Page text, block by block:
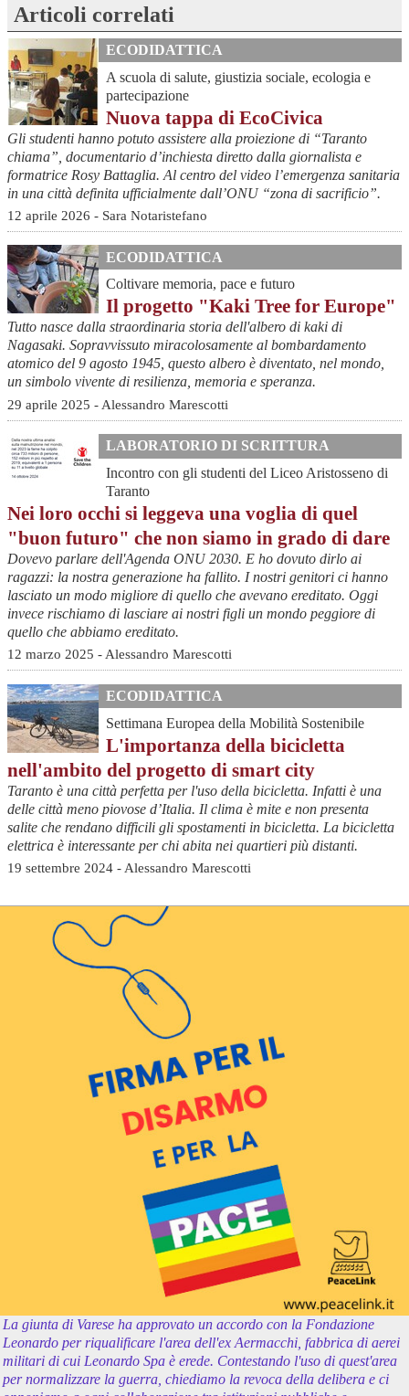
Articoli correlati
ECODIDATTICA
A scuola di salute, giustizia sociale, ecologia e
partecipazione
Nuova tappa di EcoCivica
Gli studenti hanno potuto assistere alla proiezione di “Taranto
chiama”, documentario d’inchiesta diretto dalla giornalista e
formatrice Rosy Battaglia. Al centro del video l’emergenza sanitaria
in una città definita ufficialmente dall’ONU “zona di sacrificio”.
12 aprile 2026 - Sara Notaristefano
ECODIDATTICA
Coltivare memoria, pace e futuro
Il progetto "Kaki Tree for Europe"
Tutto nasce dalla straordinaria storia dell'albero di kaki di
Nagasaki. Sopravvissuto miracolosamente al bombardamento
atomico del 9 agosto 1945, questo albero è diventato, nel mondo,
un simbolo vivente di resilienza, memoria e speranza.
29 aprile 2025 - Alessandro Marescotti
LABORATORIO DI SCRITTURA
Incontro con gli studenti del Liceo Aristosseno di
Taranto
Nei loro occhi si leggeva una voglia di quel
"buon futuro" che non siamo in grado di dare
Dovevo parlare dell'Agenda ONU 2030. E ho dovuto dirlo ai
ragazzi: la nostra generazione ha fallito. I nostri genitori ci hanno
lasciato un modo migliore di quello che avevano ereditato. Oggi
invece rischiamo di lasciare ai nostri figli un mondo peggiore di
quello che abbiamo ereditato.
12 marzo 2025 - Alessandro Marescotti
ECODIDATTICA
Settimana Europea della Mobilità Sostenibile
L'importanza della bicicletta
nell'ambito del progetto di smart city
Taranto è una città perfetta per l'uso della bicicletta. Infatti è una
delle città meno piovose d’Italia. Il clima è mite e non presenta
salite che rendano difficili gli spostamenti in bicicletta. La bicicletta
elettrica è interessante per chi abita nei quartieri più distanti.
19 settembre 2024 - Alessandro Marescotti
La giunta di Varese ha approvato un accordo con la Fondazione
Leonardo per riqualificare l'area dell'ex Aermacchi, fabbrica di aerei
militari di cui Leonardo Spa è erede. Contestando l'uso di quest'area
per normalizzare la guerra, chiediamo la revoca della delibera e ci